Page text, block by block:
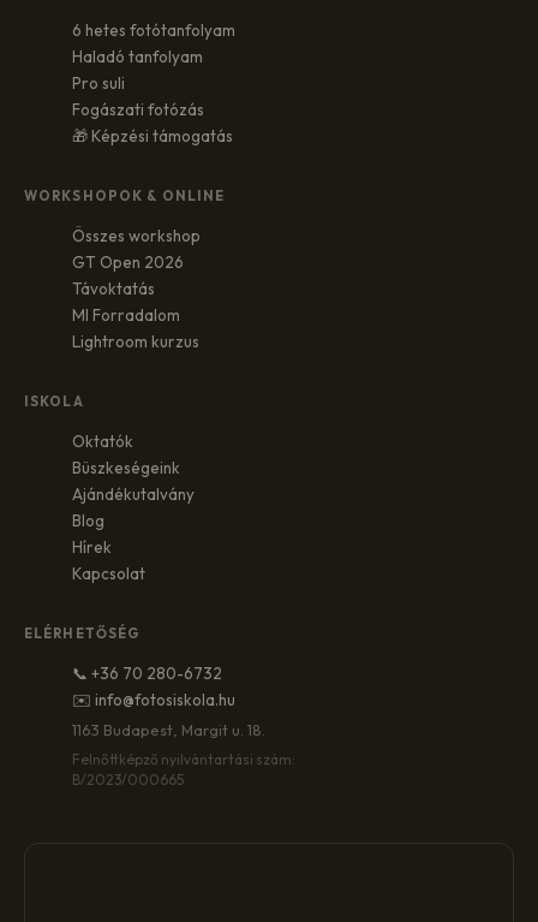
6 hetes fotótanfolyam
Haladó tanfolyam
Pro suli
Fogászati fotózás
🎁 Képzési támogatás
WORKSHOPOK & ONLINE
Összes workshop
GT Open 2026
Távoktatás
MI Forradalom
Lightroom kurzus
ISKOLA
Oktatók
Büszkeségeink
Ajándékutalvány
Blog
Hírek
Kapcsolat
ELÉRHETŐSÉG
📞 +36 70 280-6732
✉️ info@fotosiskola.hu
1163 Budapest, Margit u. 18.
Felnőttképző nyilvántartási szám:
B/2023/000665